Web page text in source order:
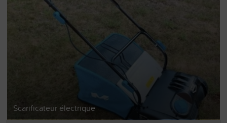
Scarificateur électrique